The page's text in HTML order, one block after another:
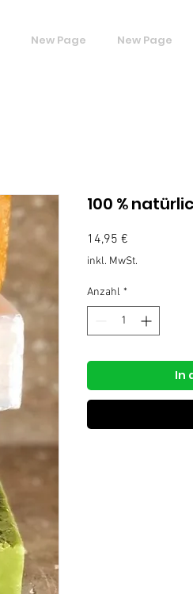
New Page New Page
100 %
14,95 €
inkl. MwSt.
Anzahl *
In